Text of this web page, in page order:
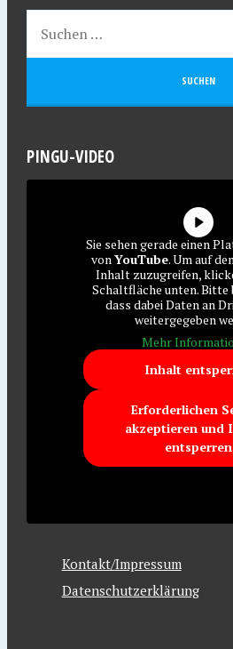
PINGU-VIDEO
Sie sehen gerade einen
vonYouTube. Um auf
Inhalt zuzugreifen,
Schaltfläche unten. Bitte
dass dabei Daten an
weitergegeben
Mehr
Inhalt
Erforderlichen
akzeptieren und
entsperren
Kontakt/Impressum
Datenschutzerklärung